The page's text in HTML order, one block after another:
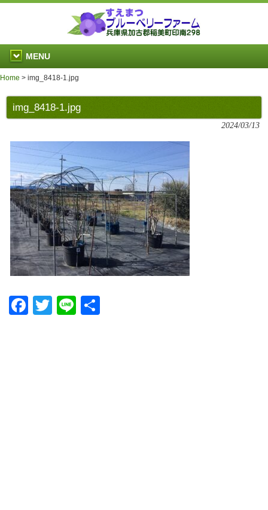
MENU
Home > img_8418-1.jpg
img_8418-1.jpg
2024/03/13
Facebook
Twitter
Line